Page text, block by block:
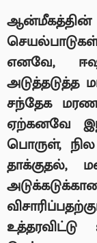
எனவே,
சந்தேக
ஏற்கனவே
பொருள்,
தாக்குதல்,